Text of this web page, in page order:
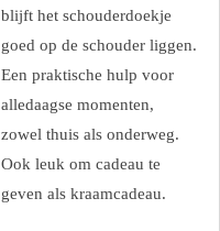
blijft het schouderdoekje
goed op de schouder liggen.
Een praktische hulp voor
alledaagse momenten,
zowel thuis als onderweg.
Ook leuk om cadeau te
geven als kraamcadeau.